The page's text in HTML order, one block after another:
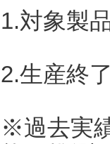
1.対象製
2.生産終
※過去実